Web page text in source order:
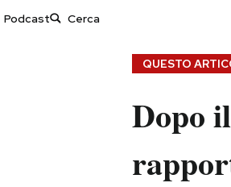
Podcast
QUESTO
Dopo